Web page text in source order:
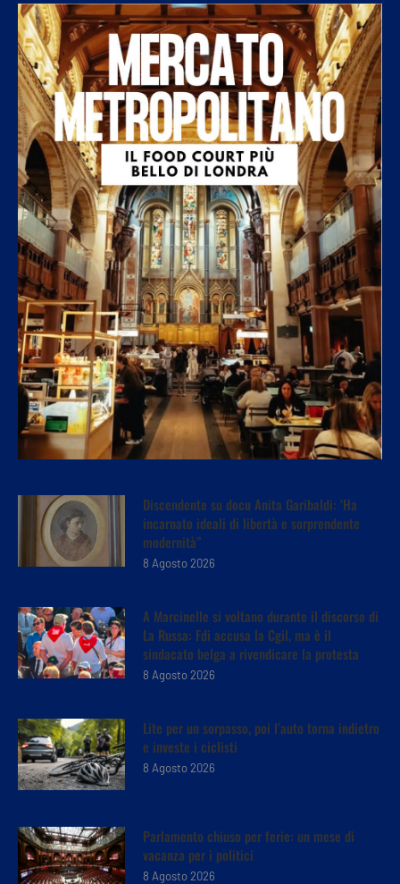
Università di Verona, aperte le iscrizioni al Master...
7 Agosto 2026
Discendente su docu Anita Garibaldi: ‘Ha
incarnato ideali di libertà e sorprendente
modernità”
8 Agosto 2026
A Marcinelle si voltano durante il discorso di
La Russa: Fdi accusa la Cgil, ma è il
sindacato belga a rivendicare la protesta
8 Agosto 2026
Lite per un sorpasso, poi l’auto torna indietro
e investe i ciclisti
8 Agosto 2026
Parlamento chiuso per ferie: un mese di
vacanza per i politici
8 Agosto 2026